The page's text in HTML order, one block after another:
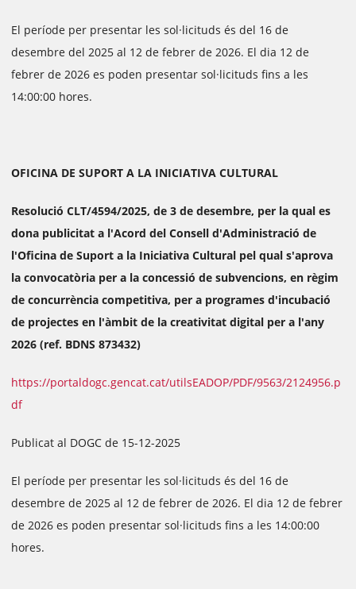
El període per presentar les sol·licituds és del 16 de
desembre del 2025 al 12 de febrer de 2026. El dia 12 de
febrer de 2026 es poden presentar sol·licituds fins a les
14:00:00 hores.
OFICINA DE SUPORT A LA INICIATIVA CULTURAL
Resolució CLT/4594/2025, de 3 de desembre, per la qual es
dona publicitat a l'Acord del Consell d'Administració de
l'Oficina de Suport a la Iniciativa Cultural pel qual s'aprova
la convocatòria per a la concessió de subvencions, en règim
de concurrència competitiva, per a programes d'incubació
de projectes en l'àmbit de la creativitat digital per a l'any
2026 (ref. BDNS 873432)
https://portaldogc.gencat.cat/utilsEADOP/PDF/9563/2124956.p
df
Publicat al DOGC de 15-12-2025
El període per presentar les sol·licituds és del 16 de
desembre de 2025 al 12 de febrer de 2026. El dia 12 de febrer
de 2026 es poden presentar sol·licituds fins a les 14:00:00
hores.